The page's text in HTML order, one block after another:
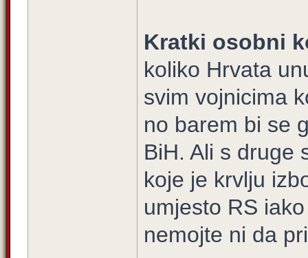
Kratki osobni
koliko Hrvata
svim vojnicima
no barem bi se
BiH. Ali s druge
koje je krvlju
umjesto RS
nemojte ni da